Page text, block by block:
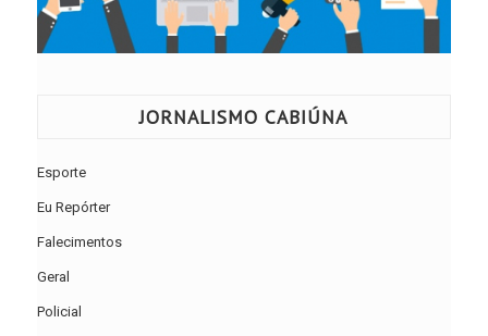
JORNALISMO CABIÚNA
Esporte
Eu Repórter
Falecimentos
Geral
Policial